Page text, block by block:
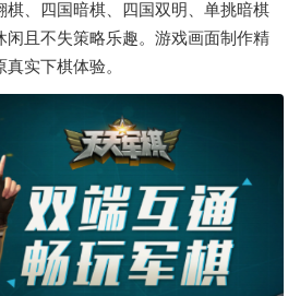
棋、四国暗棋、四国双明、单挑暗棋
闲且不失策略乐趣。游戏画面制作精
实下棋体验。